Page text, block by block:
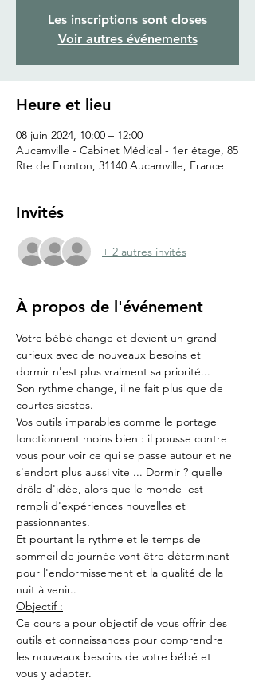
Les inscriptions sont closes
Voir autres événements
Heure et lieu
08 juin 2024, 10:00 – 12:00
Aucamville - Cabinet Médical - 1er étage, 85
Rte de Fronton, 31140 Aucamville, France
Invités
+ 2 autres invités
À propos de l'événement
Votre bébé change et devient un grand
curieux avec de nouveaux besoins et
dormir n'est plus vraiment sa priorité...
Son rythme change, il ne fait plus que de
courtes siestes.
Vos outils imparables comme le portage
fonctionnent moins bien : il pousse contre
vous pour voir ce qui se passe autour et ne
s'endort plus aussi vite ... Dormir ? quelle
drôle d'idée, alors que le monde  est
rempli d'expériences nouvelles et
passionnantes.
Et pourtant le rythme et le temps de
sommeil de journée vont être déterminant
pour l'endormissement et la qualité de la
nuit à venir..
Objectif :
Ce cours a pour objectif de vous offrir des
outils et connaissances pour comprendre
les nouveaux besoins de votre bébé et
vous y adapter.